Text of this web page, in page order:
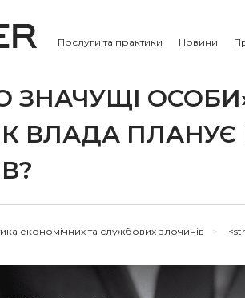
Послуги та практики Новини
ЗНАЧУЩІ
ВЛАДА ПЛАНУЄ
економічних та службових злочинів >